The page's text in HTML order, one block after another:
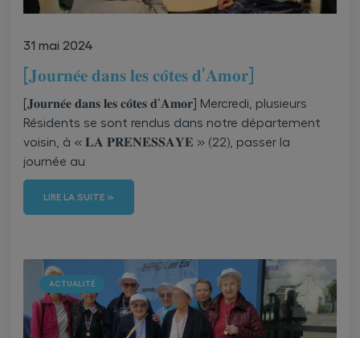
[𝐉𝐨𝐮𝐫𝐧𝐞́𝐞 𝐝𝐚𝐧𝐬 𝐥𝐞𝐬 𝐜𝐨̂𝐭𝐞𝐬 𝐝’𝐀𝐦𝐨𝐫]
[𝐉𝐨𝐮𝐫𝐧𝐞́𝐞 𝐝𝐚𝐧𝐬 𝐥𝐞𝐬 𝐜𝐨̂𝐭𝐞𝐬 𝐝’𝐀𝐦𝐨𝐫] Mercredi, plusieurs
Résidents se sont rendus dans notre département
voisin, à « 𝐋𝐀 𝐏𝐑𝐄𝐍𝐄𝐒𝐒𝐀𝐘𝐄 » (22), passer la
journée au
LIRE LA SUITE »
31 mai 2024
ACTUALITÉ